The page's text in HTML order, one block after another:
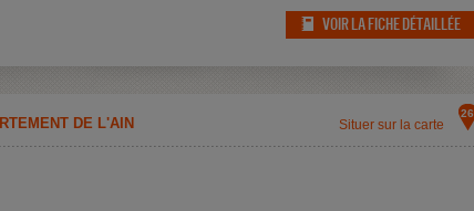
VOIR LA FICHE DÉTAILLÉE
Situer sur la carte
26
DE L'AIN